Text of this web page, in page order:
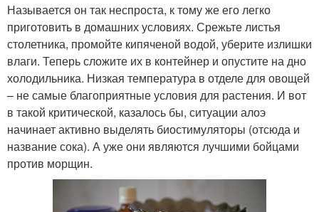
Называется он так неспроста, к тому же его легко
приготовить в домашних условиях. Срежьте листья
столетника, промойте кипяченой водой, уберите излишки
влаги. Теперь сложите их в контейнер и опустите на дно
холодильника. Низкая температура в отделе для овощей
– не самые благоприятные условия для растения. И вот
в такой критической, казалось бы, ситуации алоэ
начинает активно выделять биостимуляторы (отсюда и
название сока). А уже они являются лучшими бойцами
против морщин.